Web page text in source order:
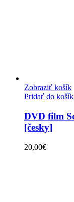
Zobraziť košík
Pridať do
DVD film
[česky]
20,00€